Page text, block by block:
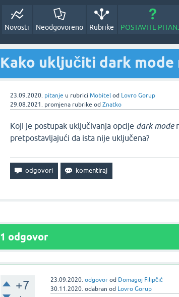
Novosti Neodgovoreno Rubrike POSTAVITE
Kako uključiti dark mode
23.09.2020. pitanje u rubrici Mobitel od Lovro Gorup
29.08.2021. promjena rubrike od Znatko
Koji je postupak uključivanja opcije dark mode
pretpostavljajući da ista nije uključena?
1 odgovor
+7 23.09.2020. odgovor od Domagoj Filipčić
30.11.2020. odabran od Lovro Gorup